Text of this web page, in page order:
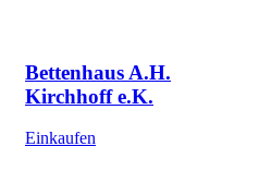
Bettenhaus A.H.
Kirchhoff e.K.
Einkaufen